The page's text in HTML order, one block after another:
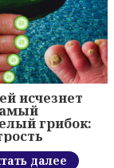
исчезнет
грибок:
далее